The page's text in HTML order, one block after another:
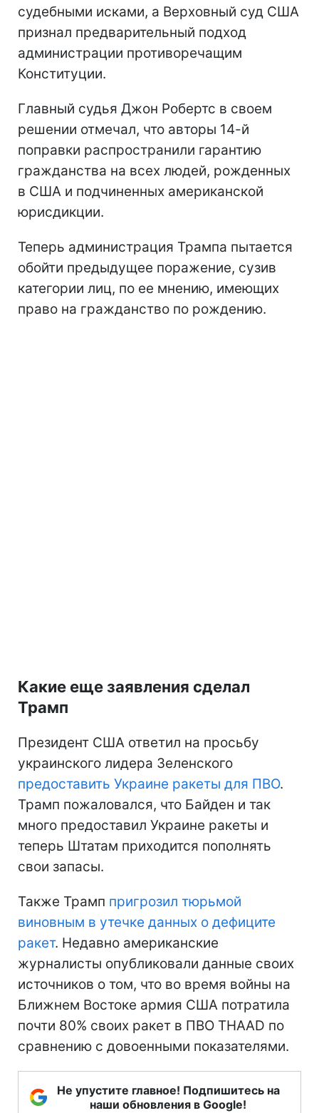
судебными исками, а Верховный суд США
признал предварительный подход
администрации противоречащим
Конституции.
Главный судья Джон Робертс в своем
решении отмечал, что авторы 14-й
поправки распространили гарантию
гражданства на всех людей, рожденных
в США и подчиненных американской
юрисдикции.
Теперь администрация Трампа пытается
обойти предыдущее поражение, сузив
категории лиц, по ее мнению, имеющих
право на гражданство по рождению.
Какие еще заявления сделал
Трамп
Президент США ответил на просьбу
украинского лидера Зеленского
предоставить Украине ракеты для ПВО.
Трамп пожаловался, что Байден и так
много предоставил Украине ракеты и
теперь Штатам приходится пополнять
свои запасы.
Также Трамп пригрозил тюрьмой
виновным в утечке данных о дефиците
ракет. Недавно американские
журналисты опубликовали данные своих
источников о том, что во время войны на
Ближнем Востоке армия США потратила
почти 80% своих ракет в ПВО THAAD по
сравнению с довоенными показателями.
Не упустите главное! Подпишитесь на
наши обновления в Google!